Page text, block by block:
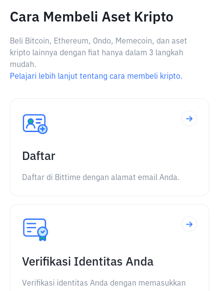
Cara Membeli Aset Kripto
Beli Bitcoin, Ethereum, Ondo, Memecoin, dan aset
kripto lainnya dengan fiat hanya dalam 3 langkah
mudah.
Pelajari lebih lanjut tentang cara membeli kripto.
Daftar
Daftar di Bittime dengan alamat email Anda.
Verifikasi Identitas Anda
Verifikasi identitas Anda dengan memasukkan